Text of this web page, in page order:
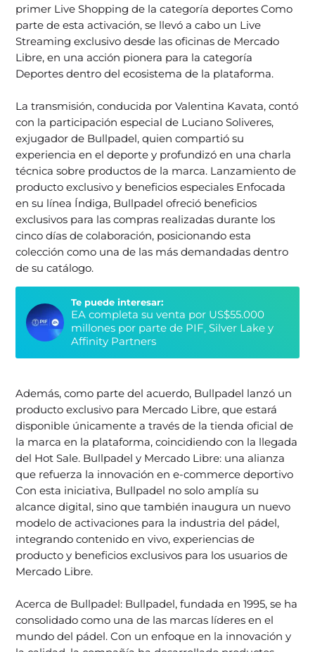
primer Live Shopping de la categoría deportes Como
parte de esta activación, se llevó a cabo un Live
Streaming exclusivo desde las oficinas de Mercado
Libre, en una acción pionera para la categoría
Deportes dentro del ecosistema de la plataforma.
La transmisión, conducida por Valentina Kavata, contó
con la participación especial de Luciano Soliveres,
exjugador de Bullpadel, quien compartió su
experiencia en el deporte y profundizó en una charla
técnica sobre productos de la marca. Lanzamiento de
producto exclusivo y beneficios especiales Enfocada
en su línea Índiga, Bullpadel ofreció beneficios
exclusivos para las compras realizadas durante los
cinco días de colaboración, posicionando esta
colección como una de las más demandadas dentro
de su catálogo.
Te puede interesar:
EA completa su venta por US$55.000
millones por parte de PIF, Silver Lake y
Affinity Partners
Además, como parte del acuerdo, Bullpadel lanzó un
producto exclusivo para Mercado Libre, que estará
disponible únicamente a través de la tienda oficial de
la marca en la plataforma, coincidiendo con la llegada
del Hot Sale. Bullpadel y Mercado Libre: una alianza
que refuerza la innovación en e-commerce deportivo
Con esta iniciativa, Bullpadel no solo amplía su
alcance digital, sino que también inaugura un nuevo
modelo de activaciones para la industria del pádel,
integrando contenido en vivo, experiencias de
producto y beneficios exclusivos para los usuarios de
Mercado Libre.
Acerca de Bullpadel: Bullpadel, fundada en 1995, se ha
consolidado como una de las marcas líderes en el
mundo del pádel. Con un enfoque en la innovación y